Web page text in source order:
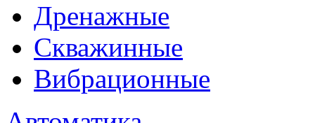
Дренажные
Скважинные
Вибрационные